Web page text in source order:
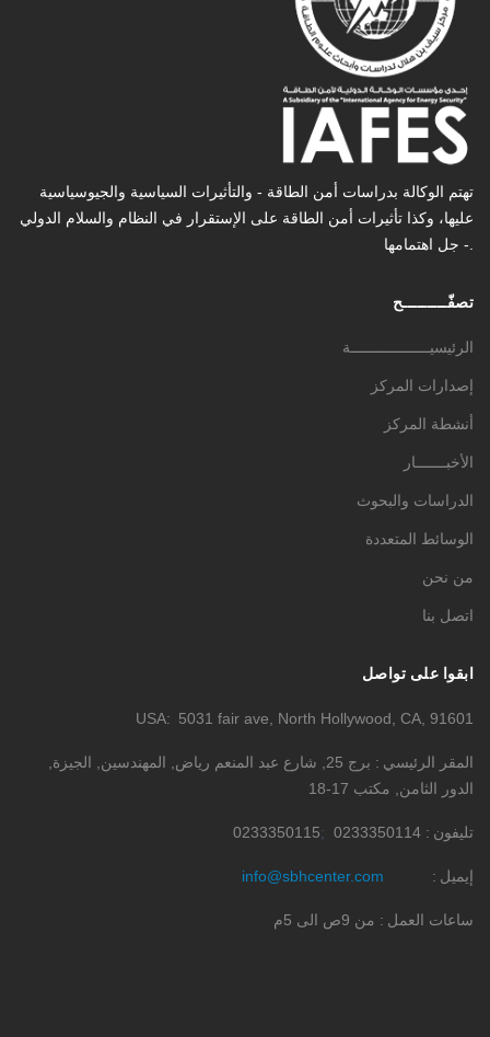
تهتم الوكالة بدراسات أمن الطاقة - والتأثیرات السیاسیة والجیوسیاسیة
عليها، وكذا تأثیرات أمن الطاقة على الإستقرار في النظام والسلام الدولي
- جل اهتمامها.
تصفّـــــــــح
الرئيسيــــــــــــــــــة
إصدارات المركز
أنشطة المركز
الأخبـــــــار
الدراسات والبحوث
الوسائط المتعددة
من نحن
اتصل بنا
ابقوا على تواصل
USA 5031 fair ave, North Hollywood, CA, 91601
المقر الرئيسي
برج 25, شارع عبد المنعم رياض, المهندسين, الجيزة,
الدور الثامن, مكتب 17-18
تليفون 0233350114
0233350115
إيميل info@sbhcenter.com
ساعات العمل من 9ص الى 5م